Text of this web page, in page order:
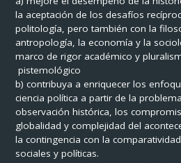
la aceptación de los desafíos
politología, pero también con la
antropología, la economía y la
marco de rigor académico y
pistemológico
b) contribuya a enriquecer los
ciencia política a partir de la
observación histórica, los
globalidad y complejidad del
la contingencia con la
sociales y políticas.